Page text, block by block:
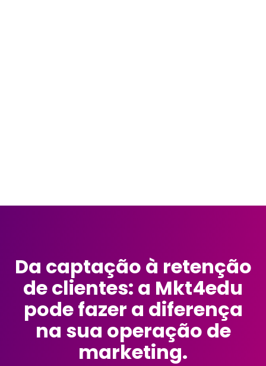
Da captação à retenção
de clientes: a Mkt4edu
pode fazer a diferença
na sua operação de
marketing.